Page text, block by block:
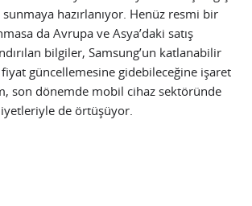
sunmaya hazırlanıyor. Henüz resmi bir
da Avrupa ve Asya’daki satış
bilgiler, Samsung’un katlanabilir
güncellemesine gidebileceğine işaret
son dönemde mobil cihaz sektöründe
de örtüşüyor.